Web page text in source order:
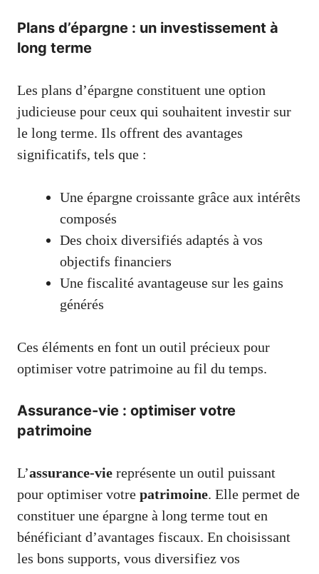
Plans d’épargne : un investissement à
long terme
Les plans d’épargne constituent une option
judicieuse pour ceux qui souhaitent investir sur
le long terme. Ils offrent des avantages
significatifs, tels que :
Une épargne croissante grâce aux intérêts
composés
Des choix diversifiés adaptés à vos
objectifs financiers
Une fiscalité avantageuse sur les gains
générés
Ces éléments en font un outil précieux pour
optimiser votre patrimoine au fil du temps.
Assurance-vie : optimiser votre
patrimoine
L’assurance-vie représente un outil puissant
pour optimiser votre patrimoine. Elle permet de
constituer une épargne à long terme tout en
bénéficiant d’avantages fiscaux. En choisissant
les bons supports, vous diversifiez vos